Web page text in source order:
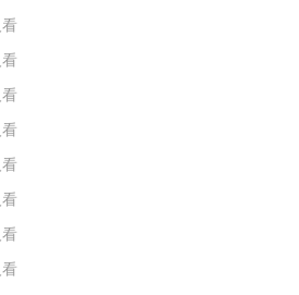
看
看
看
看
看
看
看
看